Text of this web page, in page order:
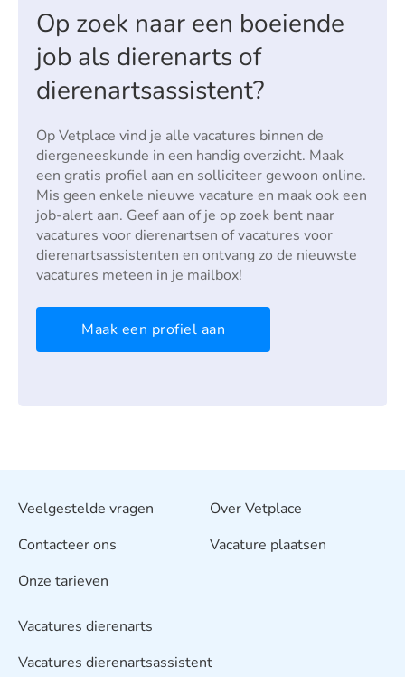
Op zoek naar een boeiende
job als dierenarts of
dierenartsassistent?
Op Vetplace vind je alle vacatures binnen de
diergeneeskunde in een handig overzicht. Maak
een gratis profiel aan en solliciteer gewoon online.
Mis geen enkele nieuwe vacature en maak ook een
job-alert aan. Geef aan of je op zoek bent naar
vacatures voor dierenartsen of vacatures voor
dierenartsassistenten en ontvang zo de nieuwste
vacatures meteen in je mailbox!
Maak een profiel aan
Veelgestelde vragen
Contacteer ons
Onze tarieven
Over Vetplace
Vacature plaatsen
Vacatures dierenarts
Vacatures dierenartsassistent